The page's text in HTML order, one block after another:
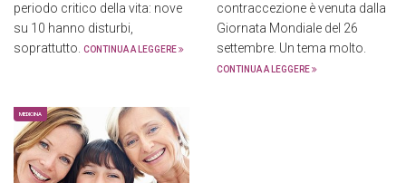
periodo critico della vita: nove
su 10 hanno disturbi,
soprattutto. CONTINUA A LEGGERE
contraccezione è venuta dalla
Giornata Mondiale del 26
settembre. Un tema molto.
CONTINUA A LEGGERE
MEDICINA